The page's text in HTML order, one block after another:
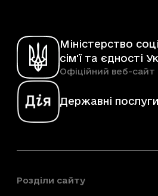
Міністерство
сім'ї та єдності
Офіційний веб-сайт
Державні
Розділи сайту